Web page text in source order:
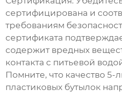
сертифицирована и
требованиям
сертификата
содержит вредных
контакта с питьевой
Помните, что качество5-
пластиковых бутылок